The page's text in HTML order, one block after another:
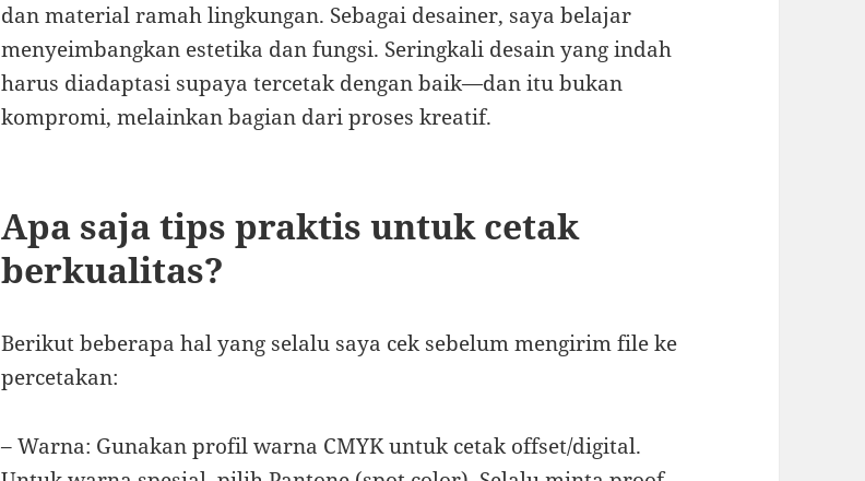
dan material ramah lingkungan. Sebagai desainer, saya belajar
menyeimbangkan estetika dan fungsi. Seringkali desain yang indah
harus diadaptasi supaya tercetak dengan baik—dan itu bukan
kompromi, melainkan bagian dari proses kreatif.
Apa saja tips praktis untuk cetak
berkualitas?
Berikut beberapa hal yang selalu saya cek sebelum mengirim file ke
percetakan:
– Warna: Gunakan profil warna CMYK untuk cetak offset/digital.